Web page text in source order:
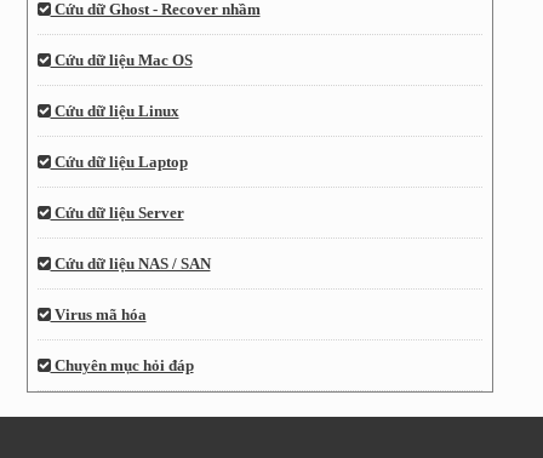
Cứu dữ Ghost - Recover nhầm
Cứu dữ liệu Mac OS
Cứu dữ liệu Linux
Cứu dữ liệu Laptop
Cứu dữ liệu Server
Cứu dữ liệu NAS / SAN
Virus mã hóa
Chuyên mục hỏi đáp